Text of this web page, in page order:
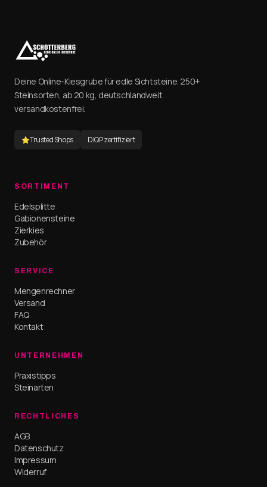
Deine Online-Kiesgrube für edle Sichtsteine. 250+
Steinsorten, ab 20 kg, deutschlandweit
versandkostenfrei.
Trusted Shops DIQP zertifiziert
SORTIMENT
Edelsplitte
Gabionensteine
Zierkies
Zubehör
SERVICE
Mengenrechner
Versand
FAQ
Kontakt
UNTERNEHMEN
Praxistipps
Steinarten
RECHTLICHES
AGB
Datenschutz
Impressum
Widerruf